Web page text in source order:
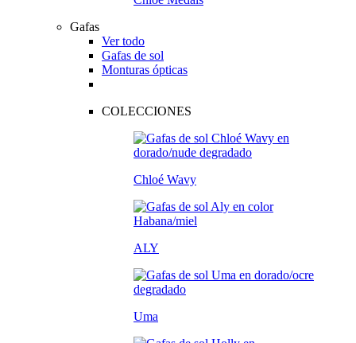
Gafas
Ver todo
Gafas de sol
Monturas ópticas
COLECCIONES
Chloé Wavy
ALY
Uma